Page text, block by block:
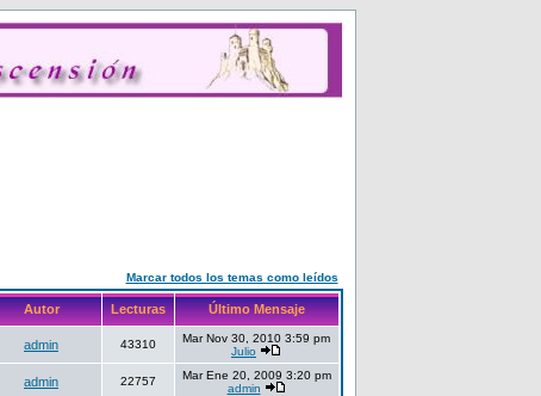
Marcar todos los temas como leídos
Autor Lecturas Último Mensaje
admin 43310
Mar Nov 30, 2010 3:59 pm
Julio
admin 22757
Mar Ene 20, 2009 3:20 pm
admin